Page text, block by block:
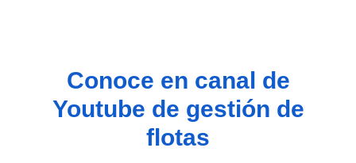
Conoce en canal de
Youtube de gestión de
flotas